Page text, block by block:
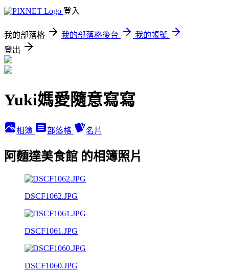
登入
我的部落格 我的部落格後台
我的帳號
登出
Yuki媽愛隨意寫寫
相簿 部落格 名片
阿麵達美食館 的相簿照片
DSCF1062.JPG
DSCF1061.JPG
DSCF1060.JPG